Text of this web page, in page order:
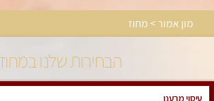
מון אמור > מחוז
הבחירות שלנו במחוז